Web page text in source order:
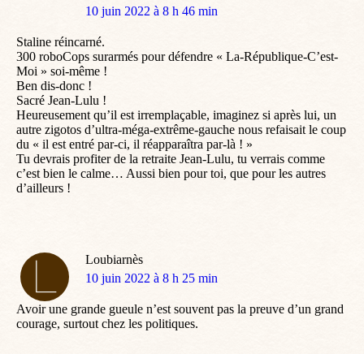
dit
10 juin 2022 à 8 h 46 min
Staline réincarné.
300 roboCops surarmés pour défendre « La-République-C’est-
Moi » soi-même !
Ben dis-donc !
Sacré Jean-Lulu !
Heureusement qu’il est irremplaçable, imaginez si après lui, un
autre zigotos d’ultra-méga-extrême-gauche nous refaisait le coup
du « il est entré par-ci, il réapparaîtra par-là ! »
Tu devrais profiter de la retraite Jean-Lulu, tu verrais comme
c’est bien le calme… Aussi bien pour toi, que pour les autres
d’ailleurs !
Loubiarnès
dit
10 juin 2022 à 8 h 25 min
Avoir une grande gueule n’est souvent pas la preuve d’un grand
courage, surtout chez les politiques.